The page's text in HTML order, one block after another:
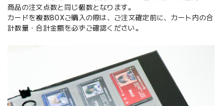
商品の注文点数と同じ個数となります。
カードを複数BOXご購入の際は、ご注文確定前に、カート内の合
計数量・合計金額を必ずご確認ください。